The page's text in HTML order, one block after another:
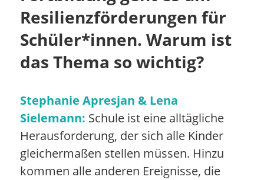
Resilienzförderungen für
Schüler*innen. Warum ist
das Thema so wichtig?
Stephanie Apresjan & Lena
Sielemann: Schule ist eine alltägliche
Herausforderung, der sich alle Kinder
gleichermaßen stellen müssen. Hinzu
kommen alle anderen Ereignisse, die